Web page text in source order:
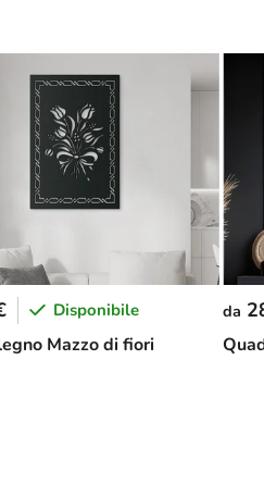
Mazzo di fiori
Disponibile da